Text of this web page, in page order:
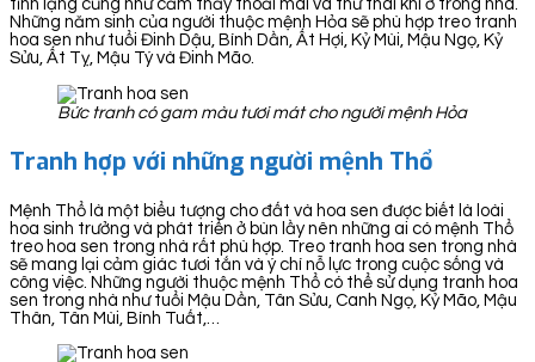
tĩnh lặng cũng như cảm thấy thoải mái và thư thái khi ở trong nhà.
Những năm sinh của người thuộc mệnh Hỏa sẽ phù hợp treo tranh
hoa sen như tuổi Đinh Dậu, Bính Dần, Ất Hợi, Kỷ Mùi, Mậu Ngọ, Kỷ
Sửu, Ất Tỵ, Mậu Tý và Đinh Mão.
Bức tranh có gam màu tươi mát cho người mệnh Hỏa
Tranh hợp với những người mệnh Thổ
Mệnh Thổ là một biểu tượng cho đất và hoa sen được biết là loài
hoa sinh trưởng và phát triển ở bùn lầy nên những ai có mệnh Thổ
treo hoa sen trong nhà rất phù hợp. Treo tranh hoa sen trong nhà
sẽ mang lại cảm giác tươi tắn và ý chí nỗ lực trong cuộc sống và
công việc. Những người thuộc mệnh Thổ có thể sử dụng tranh hoa
sen trong nhà như tuổi Mậu Dần, Tân Sửu, Canh Ngọ, Kỷ Mão, Mậu
Thân, Tân Mùi, Bính Tuất,…